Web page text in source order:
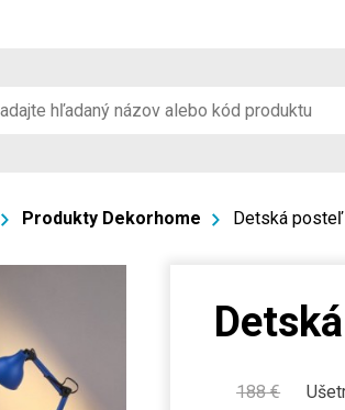
Produkty Dekorhome Detská posteľ
188€